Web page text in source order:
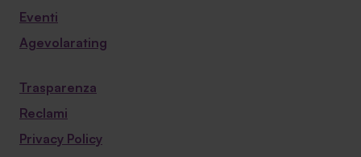
Eventi
Agevolarating
Trasparenza
Reclami
Privacy Policy